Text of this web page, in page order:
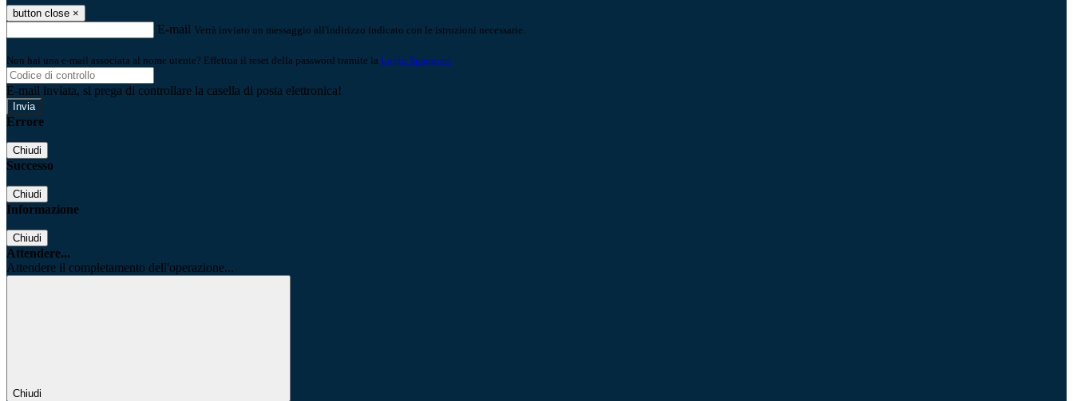
button close ×
E-mail Verrà inviato un messaggio all'indirizzo indicato con le istruzioni necessarie.
Non hai una e-mail associata al nome utente? Effettua il reset della password tramite la Login Spaggiari
E-mail inviata, si prega di controllare la casella di posta elettronica!
Errore
Chiudi
Successo
Chiudi
Informazione
Chiudi
Attendere...
Attendere il completamento dell'operazione...
Chiudi